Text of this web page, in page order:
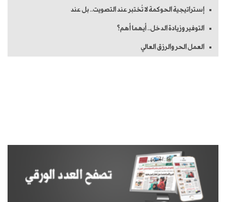
إستراتيجية الحوكمة لا تُختبر عند التصويت.. بل عند
التوفير وزيادة الدخل.. أيهما أهم؟
العمل الحر والرزق العالي